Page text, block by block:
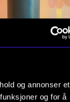
og annonser et
og for å